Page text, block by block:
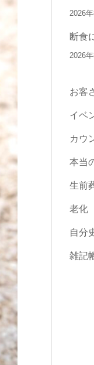
2026
断食
2026
お客
イベ
カウ
本当
生前
老化
自分
雑記